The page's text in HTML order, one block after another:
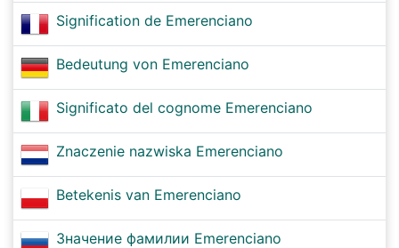
Signification de Emerenciano
Bedeutung von Emerenciano
Significato del cognome Emerenciano
Znaczenie nazwiska Emerenciano
Betekenis van Emerenciano
Значение фамилии Emerenciano